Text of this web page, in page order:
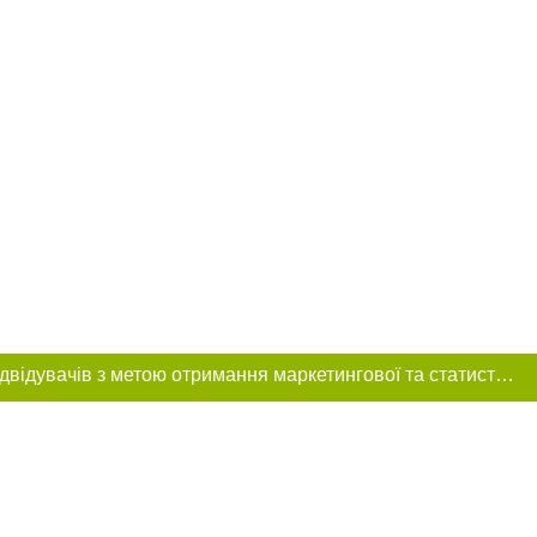
Цей сайт використовує «cookies». Також веб-сайт використовує інтернет-сервіс для збору технічних даних стосовно відвідувачів з метою отримання маркетингової та статистичної інформації. Умови обробки даних відвідувачів сайту див.